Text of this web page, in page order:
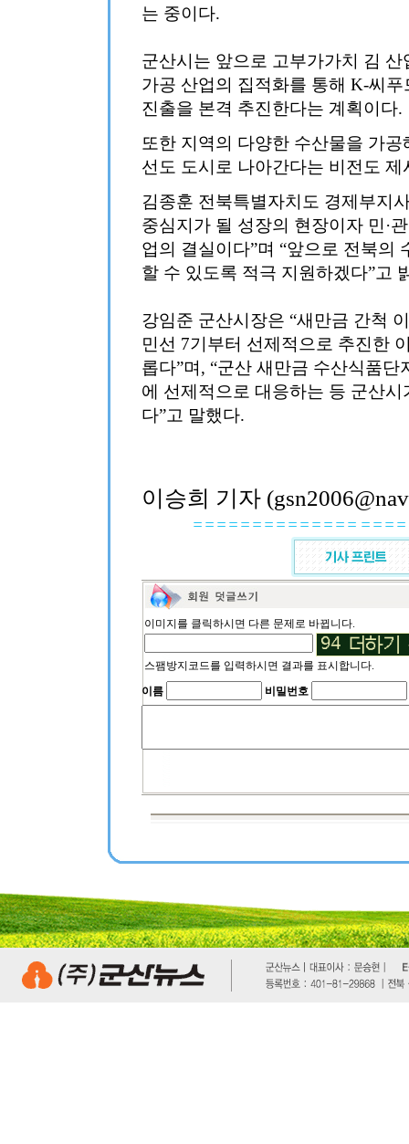
는 중이다.
군산시는 앞으로 고부가가치 김
가공 산업의 집적화를 통해 K-씨
진출을 본격 추진한다는 계획이다.
또한 지역의 다양한 수산물을 가
선도 도시로 나아간다는 비전도 제
김종훈 전북특별자치도 경제부지
중심지가 될 성장의 현장이자 민·
업의 결실이다”며 “앞으로 전북의
할 수 있도록 적극 지원하겠다”고
강임준 군산시장은 “새만금 간척
민선 7기부터 선제적으로 추진한
롭다”며, “군산 새만금 수산식품
에 선제적으로 대응하는 등 군산
다”고 말했다.
이승희 기자
이미지를 클릭하시면 다른 문제로 바뀝니다.
스팸방지코드를 입력하시면 결과를 표시합니다.
이름
비밀번호